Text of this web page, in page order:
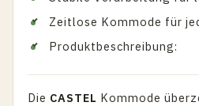
Zeitlose Kommode für
Produktbeschreibung:
Die CASTEL Kommode